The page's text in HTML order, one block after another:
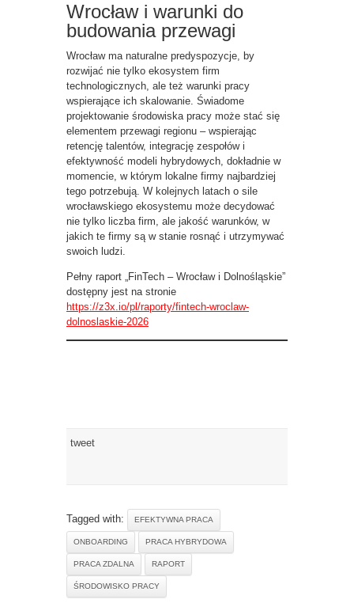
Wrocław i warunki do
budowania przewagi
Wrocław ma naturalne predyspozycje, by
rozwijać nie tylko ekosystem firm
technologicznych, ale też warunki pracy
wspierające ich skalowanie. Świadome
projektowanie środowiska pracy może stać się
elementem przewagi regionu – wspierając
retencję talentów, integrację zespołów i
efektywność modeli hybrydowych, dokładnie w
momencie, w którym lokalne firmy najbardziej
tego potrzebują. W kolejnych latach o sile
wrocławskiego ekosystemu może decydować
nie tylko liczba firm, ale jakość warunków, w
jakich te firmy są w stanie rosnąć i utrzymywać
swoich ludzi.
Pełny raport „FinTech – Wrocław i Dolnośląskie”
dostępny jest na stronie
https://z3x.io/pl/raporty/fintech-wroclaw-
dolnoslaskie-2026
tweet
Tagged with: EFEKTYWNA PRACA
ONBOARDING PRACA HYBRYDOWA
PRACA ZDALNA RAPORT
ŚRODOWISKO PRACY